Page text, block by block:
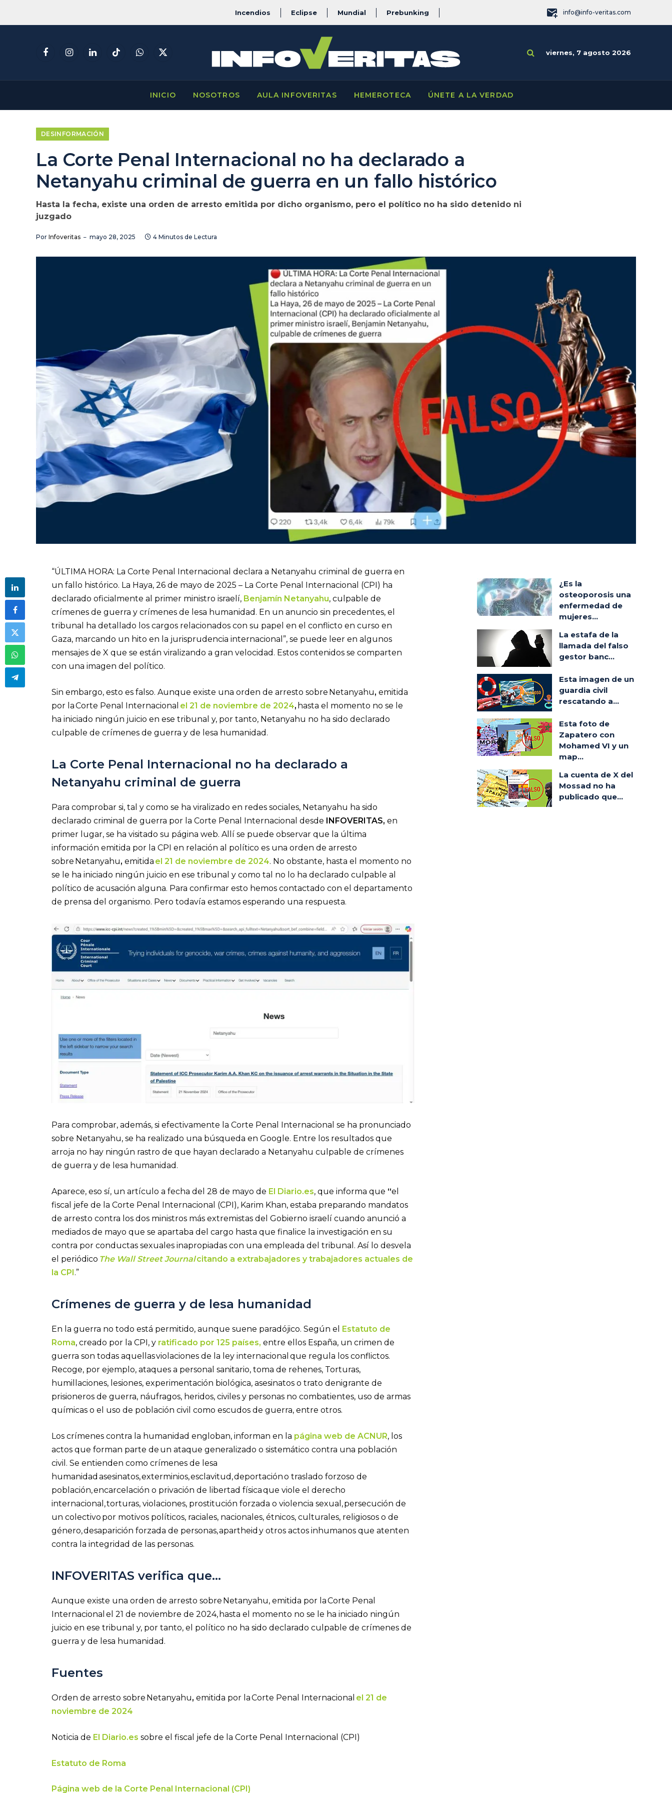
Incendios Eclipse Mundial Prebunking info@info-veritas.com
FacebookInstagramLinkedInTikTokWhatsApp
X
viernes, 7 agosto 2026
INICIO NOSOTROS AULA INFOVERITAS HEMEROTECA ÚNETE A LA VERDAD
DESINFORMACIÓN
La Corte Penal Internacional no ha declarado a
Netanyahu criminal de guerra en un fallo histórico
Hasta la fecha, existe una orden de arresto emitida por dicho organismo, pero el político no ha sido detenido ni
juzgado
Por Infoveritas mayo 28, 2025 4 Minutos de Lectura
“ÚLTIMA HORA: La Corte Penal Internacional declara a Netanyahu criminal de guerra en
un fallo histórico. La Haya, 26 de mayo de 2025 – La Corte Penal Internacional (CPI) ha
declarado oficialmente al primer ministro israelí, Benjamín Netanyahu, culpable de
crímenes de guerra y crímenes de lesa humanidad. En un anuncio sin precedentes, el
tribunal ha detallado los cargos relacionados con su papel en el conflicto en curso en
Gaza, marcando un hito en la jurisprudencia internacional”, se puede leer en algunos
mensajes de X que se están viralizando a gran velocidad. Estos contenidos se comparten
con una imagen del político.
Sin embargo, esto es falso. Aunque existe una orden de arresto sobre Netanyahu, emitida
por la Corte Penal Internacional el 21 de noviembre de 2024, hasta el momento no se le
ha iniciado ningún juicio en ese tribunal y, por tanto, Netanyahu no ha sido declarado
culpable de crímenes de guerra y de lesa humanidad.
La Corte Penal Internacional no ha declarado a
Netanyahu criminal de guerra
Para comprobar si, tal y como se ha viralizado en redes sociales, Netanyahu ha sido
declarado criminal de guerra por la Corte Penal Internacional desde INFOVERITAS, en
primer lugar, se ha visitado su página web. Allí se puede observar que la última
información emitida por la CPI en relación al político es una orden de arresto
sobre Netanyahu, emitida el 21 de noviembre de 2024. No obstante, hasta el momento no
se le ha iniciado ningún juicio en ese tribunal y como tal no lo ha declarado culpable al
político de acusación alguna. Para confirmar esto hemos contactado con el departamento
de prensa del organismo. Pero todavía estamos esperando una respuesta.
Para comprobar, además, si efectivamente la Corte Penal Internacional se ha pronunciado
sobre Netanyahu, se ha realizado una búsqueda en Google. Entre los resultados que
arroja no hay ningún rastro de que hayan declarado a Netanyahu culpable de crímenes
de guerra y de lesa humanidad.
Aparece, eso sí, un artículo a fecha del 28 de mayo de El Diario.es, que informa que “el
fiscal jefe de la Corte Penal Internacional (CPI), Karim Khan, estaba preparando mandatos
de arresto contra los dos ministros más extremistas del Gobierno israelí cuando anunció a
mediados de mayo que se apartaba del cargo hasta que finalice la investigación en su
contra por conductas sexuales inapropiadas con una empleada del tribunal. Así lo desvela
el periódico The Wall Street Journalcitando a extrabajadores y trabajadores actuales de
la CPI.”
Crímenes de guerra y de lesa humanidad
En la guerra no todo está permitido, aunque suene paradójico. Según el Estatuto de
Roma, creado por la CPI, y ratificado por 125 países, entre ellos España, un crimen de
guerra son todas aquellas violaciones de la ley internacional que regula los conflictos.
Recoge, por ejemplo, ataques a personal sanitario, toma de rehenes, Torturas,
humillaciones, lesiones, experimentación biológica, asesinatos o trato denigrante de
prisioneros de guerra, náufragos, heridos, civiles y personas no combatientes, uso de armas
químicas o el uso de población civil como escudos de guerra, entre otros.
Los crímenes contra la humanidad engloban, informan en la página web de ACNUR, los
actos que forman parte de un ataque generalizado o sistemático contra una población
civil. Se entienden como crímenes de lesa
humanidad asesinatos, exterminios, esclavitud, deportación o traslado forzoso de
población, encarcelación o privación de libertad física que viole el derecho
internacional,torturas, violaciones, prostitución forzada o violencia sexual,persecución de
un colectivo por motivos políticos, raciales, nacionales, étnicos, culturales, religiosos o de
género, desaparición forzada de personas, apartheid y otros actos inhumanos que atenten
contra la integridad de las personas.
INFOVERITAS verifica que…
Aunque existe una orden de arresto sobre Netanyahu, emitida por la Corte Penal
Internacional el 21 de noviembre de 2024, hasta el momento no se le ha iniciado ningún
juicio en ese tribunal y, por tanto, el político no ha sido declarado culpable de crímenes de
guerra y de lesa humanidad.
Fuentes
Orden de arresto sobre Netanyahu, emitida por la Corte Penal Internacional el 21 de
noviembre de 2024
Noticia de El Diario.es sobre el fiscal jefe de la Corte Penal Internacional (CPI)
Estatuto de Roma
Página web de la Corte Penal Internacional (CPI)
¿Es la
osteoporosis una
enfermedad de
mujeres...
La estafa de la
llamada del falso
gestor banc...
Esta imagen de un
guardia civil
rescatando a...
Esta foto de
Zapatero con
Mohamed VI y un
map...
La cuenta de X del
Mossad no ha
publicado que...